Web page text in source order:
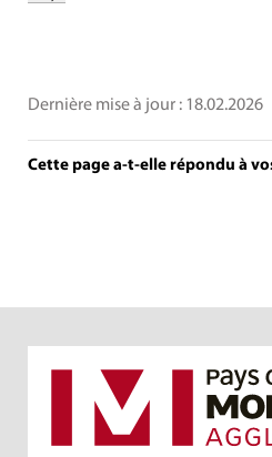
Dernière mise à jour : 18.02.2026
Cette page a-t-elle répondu à